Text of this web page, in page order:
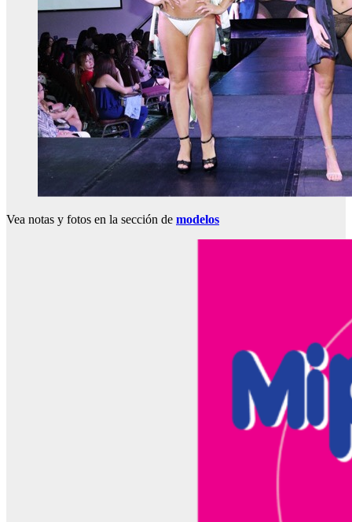
Vea notas y fotos en la sección de modelos